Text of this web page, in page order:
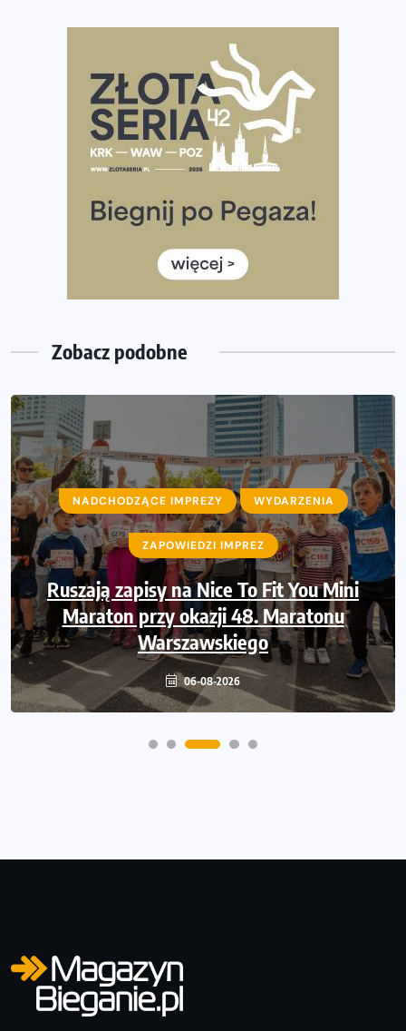
Największy Bieg Powstania Warszawskiego w historii.
Ponad 12 tysięcy uczestników pobiegło dla Bohaterów!
Tętno vs tempo – czym kierować się w bieganiu?
Co ma dużo białka? Produkty, które warto włączyć do
Rozbiegany Olsztyn szykuje się na weekend z
Już w tę sobotę 35. Bieg Powstania Warszawskiego.
Wystartuje rekordowa liczba uczestników
35. Bieg Powstania Warszawskiego – praktyczny
poradnik przed startem
Zobacz podobne
NADCHODZĄCE IMPREZY WYDARZENIA
ZAPOWIEDZI IMPREZ
Ruszają zapisy na Nice To Fit You Mini
Maraton przy okazji 48. Maratonu
Warszawskiego
06-08-2026
NADCHODZĄCE IMPREZY WYDARZENIA
ZAPOWIEDZI IMPREZ
Sprawdzone trasy wracają! Poznaj
przebieg 43. Toruń Maratonu, 17. Toruń
Półmaratonu i biegu na 5 km
06-08-2026